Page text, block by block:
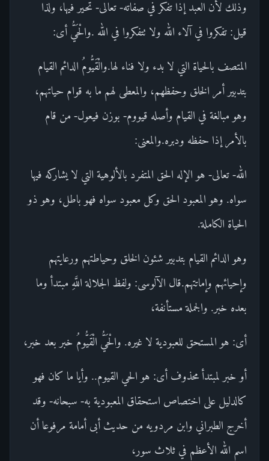
وذلك لأن العبد إذا تفكر في صفاته- تعالى- تحير فيها، ولذا
قيل: تفكروا في آلاء الله ولا تتفكروا في الله .والْحَيُّ أى:
المتصف بالحياة التي لا بدء ولا فناء لها.والْقَيُّومُ الدائم القيام
بتدبير أمر الخلق وحفظهم، والمعطى لهم ما به قوام حياتهم،
وهو مبالغة في القيام وأصله قيووم- بوزن فيعول- من قام
بالأمر إذا حفظه ودبره.والمعنى:
الله- تعالى- هو الإله الحق المتفرد بالألوهية التي لا يشاركه فيها
سواه. وهو المعبود الحق وكل معبود سواه فهو باطل، وهو ذو
الحياة الكاملة.
وهو الدائم القيام بتدبير شئون الخلق وحياطتهم ورعايتهم
وإحيائهم وإماتتهم.قال الآلوسى: ولفظ الجلالة اللَّهِ مبتدأ وما
بعده خبر. والجملة مستأنفة،
أى: هو المستحق للعبودية لا غيره. والْحَيُّ الْقَيُّومُ خبر بعد خبر،
أو خبر لمبتدأ محذوف أى: هو الحي القيوم.. وأيا ما كان فهو
كالدليل على اختصاص استحقاق المعبودية به- سبحانه- وقد
أخرج الطبراني وابن مردويه من حديث أبى أمامة مرفوعا أن
اسم الله الأعظم في ثلاث سور،